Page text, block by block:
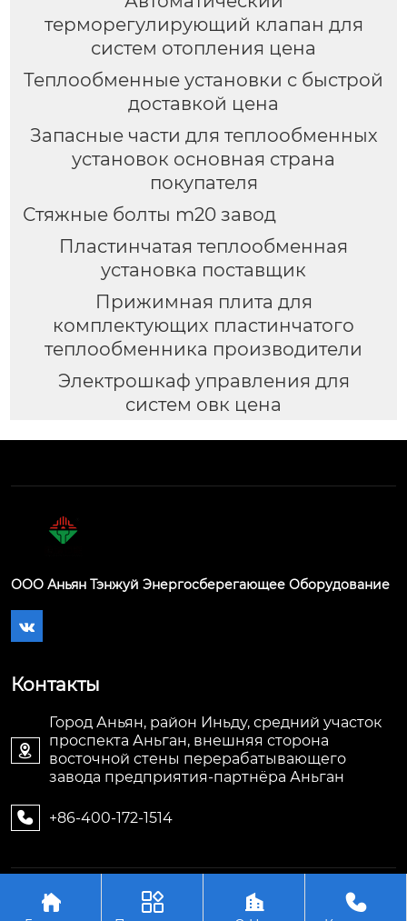
терморегулирующий клапан для
систем отопления цена
Теплообменные установки с быстрой
доставкой цена
Запасные части для теплообменных
установок основная страна
покупателя
Стяжные болты m20 завод
Пластинчатая теплообменная
установка поставщик
Прижимная плита для
комплектующих пластинчатого
теплообменника производители
Электрошкаф управления для
систем овк цена
ООО Аньян Тэнжуй Энергосберегающее Оборудование

Контакты

Город Аньян, район Иньду, средний участок
проспекта Аньган, внешняя сторона
восточной стены перерабатывающего
завода предприятия-партнёра Аньган
 +86-400-172-1514
Авторское право©ООО Аньян Тэнжуй
Энергосберегающее Оборудование
   